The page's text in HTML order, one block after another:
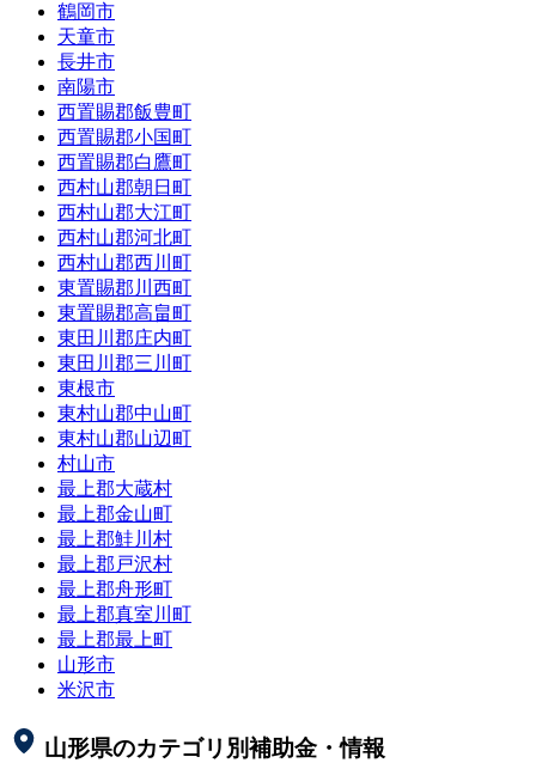
鶴岡市
天童市
長井市
南陽市
西置賜郡飯豊町
西置賜郡小国町
西置賜郡白鷹町
西村山郡朝日町
西村山郡大江町
西村山郡河北町
西村山郡西川町
東置賜郡川西町
東置賜郡高畠町
東田川郡庄内町
東田川郡三川町
東根市
東村山郡中山町
東村山郡山辺町
村山市
最上郡大蔵村
最上郡金山町
最上郡鮭川村
最上郡戸沢村
最上郡舟形町
最上郡真室川町
最上郡最上町
山形市
米沢市
山形県のカテゴリ別補助金・情報